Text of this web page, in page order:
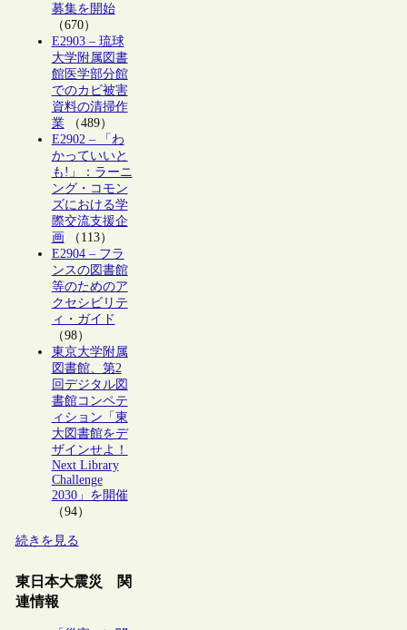
募集を開始
（670）
E2903 – 琉球
大学附属図書
館医学部分館
でのカビ被害
資料の清掃作
業（489）
E2902 – 「わ
かっていいと
も!」：ラーニ
ング・コモン
ズにおける学
際交流支援企
画（113）
E2904 – フラ
ンスの図書館
等のためのア
クセシビリテ
ィ・ガイド
（98）
東京大学附属
図書館、第2
回デジタル図
書館コンペテ
ィション「東
大図書館をデ
ザインせよ！
Next Library
Challenge
2030」を開催
（94）
続きを見る
東日本大震災 関
連情報